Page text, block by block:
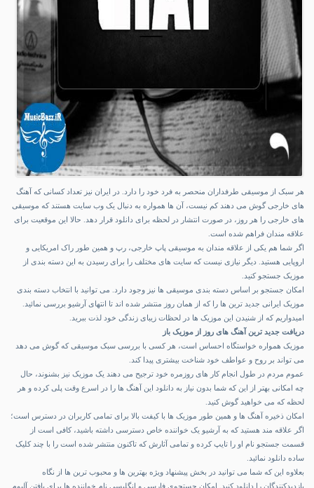
هر سبک از موسیقی طرفداران منحصر به فرد خود را دارد. در ایران نیز تعداد کسانی که آهنگ
های خارجی گوش می دهند کم نیست، آن ها همواره به دنبال یک وب سایت هستند که موسیقی
های خارجی را هر روز، در صورت انتشار در لحظه برای دانلود قرار دهد. حالا این موقعیت برای
علاقه مندان فراهم شده است.
اگر شما هم یکی از علاقه مندان به موسیقی پاپ خارجی، رپ و همین طور راک امریکایی و
اروپایی هستید. دیگر نیازی نیست که سایت های مختلف را برای رسیدن به این دسته بندی از
موزیک جستجو کنید.
امکان جستجو بر اساس دسته بندی موسیقی ها نیز وجود دارد. می توانید با انتخاب دسته بندی
موزیک ایرانی جدید ترین ها را که از همان روز منتشر شده اند تا انتهای آرشیو بررسی نمائید.
امیدواریم که از شنیدن این موزیک ها در لحظات زیبای زندگی خود لذت ببرید.
دریافت جدید ترین آهنگ های روز از موزیک باز
موزیک همواره خواستگاه احساس است، هر کسی با بررسی سبک موسیقی که گوش می دهد
می تواند بر روح و عواطف خود شناخت بیشتری پیدا کند.
عموم مردم در طول انجام کار های روزمره خود ترجیح می دهند یک موزیک نیز بشنوند، حال
چه امکانی بهتر از این که شما بدون نیاز به دانلود این آهنگ ها را در اسرع وقت پلی کرده و هر
لحظه که می خواهید گوش کنید.
امکان ذخیره آهنگ ها و همین طور موزیک ها با کیفت بالا برای تمامی کاربران در دسترس است؛
اگر علاقه مند هستید که به آرشیو یک خواننده خاص دسترسی داشته باشید، کافی است از
قسمت جستجو نام او را تایپ کرده و تمامی آثارش که تاکنون منتشر شده است را با چند کلیک
ساده دانلود نمائید.
بعلاوه این که شما می توانید در بخش پیشنهاد ویژه بهترین ها و محبوب ترین ها از نگاه
بازدیدکنندگان را دانلود کنید. امکان جستجوی فارسی و انگلیسی نام خواننده ها برای یافتن آلبوم